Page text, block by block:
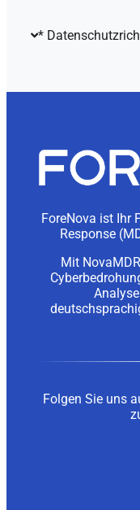
*
ForeNova ist Ihr
Response
Mit
Folgen Sie uns